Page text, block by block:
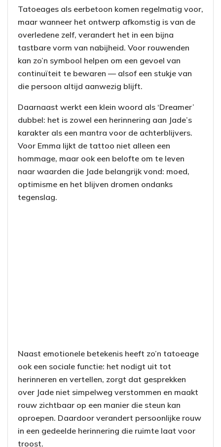
Tatoeages als eerbetoon komen regelmatig voor,
maar wanneer het ontwerp afkomstig is van de
overledene zelf, verandert het in een bijna
tastbare vorm van nabijheid. Voor rouwenden
kan zo’n symbool helpen om een gevoel van
continuïteit te bewaren — alsof een stukje van
die persoon altijd aanwezig blijft.
Daarnaast werkt een klein woord als ‘Dreamer’
dubbel: het is zowel een herinnering aan Jade’s
karakter als een mantra voor de achterblijvers.
Voor Emma lijkt de tattoo niet alleen een
hommage, maar ook een belofte om te leven
naar waarden die Jade belangrijk vond: moed,
optimisme en het blijven dromen ondanks
tegenslag.
Naast emotionele betekenis heeft zo’n tatoeage
ook een sociale functie: het nodigt uit tot
herinneren en vertellen, zorgt dat gesprekken
over Jade niet simpelweg verstommen en maakt
rouw zichtbaar op een manier die steun kan
oproepen. Daardoor verandert persoonlijke rouw
in een gedeelde herinnering die ruimte laat voor
troost.